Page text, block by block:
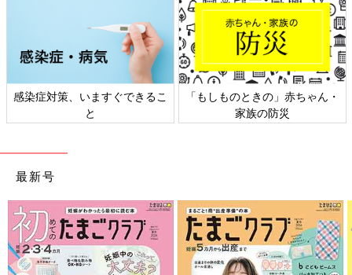
感染症対策、いますぐできるこ
と
「もしものときの」赤ちゃん・
家族の防災
最新号